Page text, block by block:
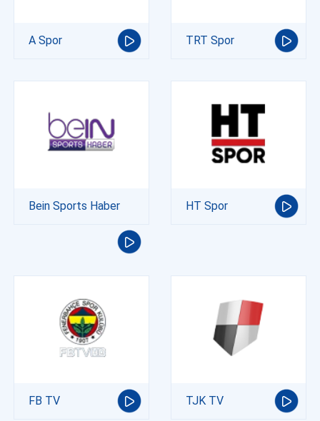
A Spor TRT Spor
Bein Sports Haber HT Spor
FB TV TJK TV